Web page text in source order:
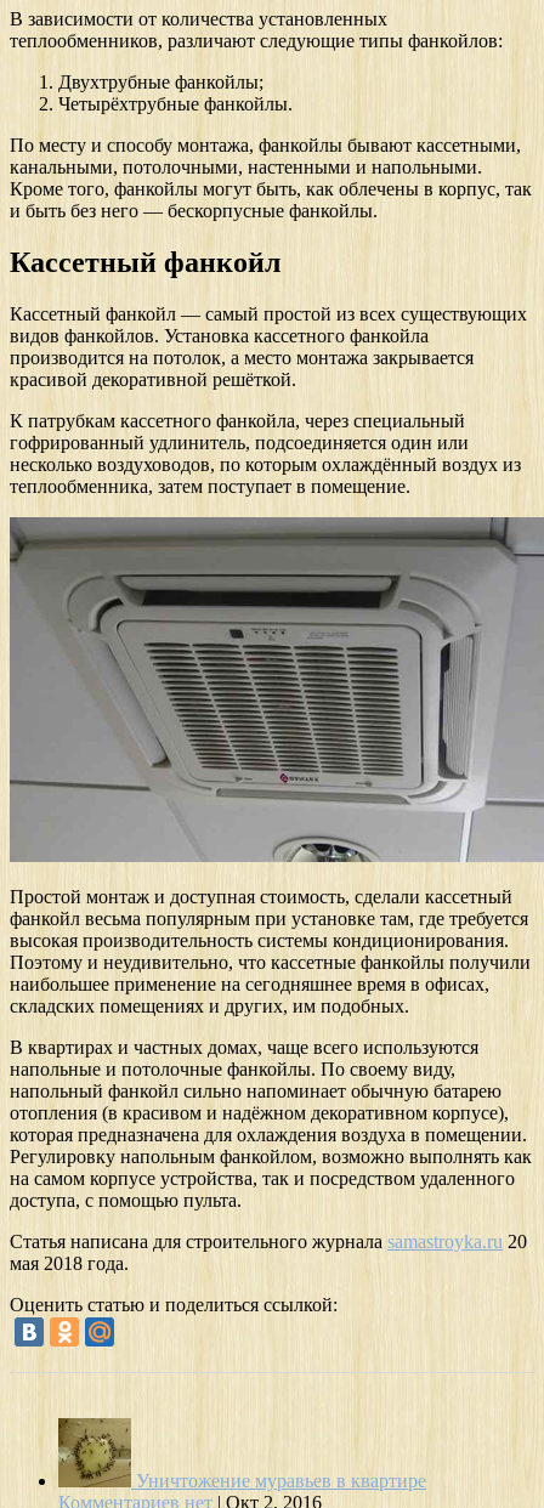
В зависимости от количества установленных
теплообменников, различают следующие типы фанкойлов:
Двухтрубные фанкойлы;
Четырёхтрубные фанкойлы.
По месту и способу монтажа, фанкойлы бывают кассетными,
канальными, потолочными, настенными и напольными.
Кроме того, фанкойлы могут быть, как облечены в корпус, так
и быть без него — бескорпусные фанкойлы.
Кассетный фанкойл
Кассетный фанкойл — самый простой из всех существующих
видов фанкойлов. Установка кассетного фанкойла
производится на потолок, а место монтажа закрывается
красивой декоративной решёткой.
К патрубкам кассетного фанкойла, через специальный
гофрированный удлинитель, подсоединяется один или
несколько воздуховодов, по которым охлаждённый воздух из
теплообменника, затем поступает в помещение.
Простой монтаж и доступная стоимость, сделали кассетный
фанкойл весьма популярным при установке там, где требуется
высокая производительность системы кондиционирования.
Поэтому и неудивительно, что кассетные фанкойлы получили
наибольшее применение на сегодняшнее время в офисах,
складских помещениях и других, им подобных.
В квартирах и частных домах, чаще всего используются
напольные и потолочные фанкойлы. По своему виду,
напольный фанкойл сильно напоминает обычную батарею
отопления (в красивом и надёжном декоративном корпусе),
которая предназначена для охлаждения воздуха в помещении.
Регулировку напольным фанкойлом, возможно выполнять как
на самом корпусе устройства, так и посредством удаленного
доступа, с помощью пульта.
Статья написана для строительного журнала samastroyka.ru 20
мая 2018 года.
Оценить статью и поделиться ссылкой:
Уничтожение муравьев в квартире
Комментариев нет | Окт 2, 2016